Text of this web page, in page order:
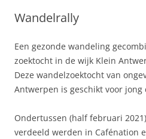
Wandelrally
Een gezonde wandeling
zoektocht in de wijk Klein
Deze wandelzoektocht van
Antwerpen is geschikt voor jong
Ondertussen (half februari
verdeeld werden in Cafénation